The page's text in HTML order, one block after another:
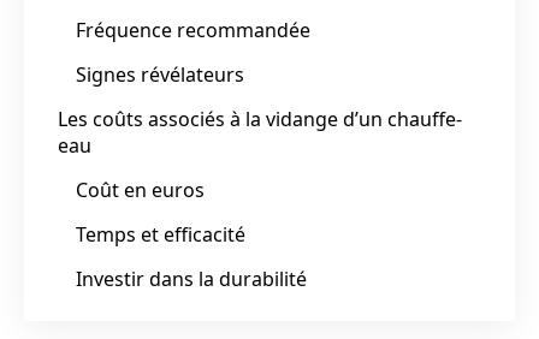
Fréquence recommandée
Signes révélateurs
Les coûts associés à la vidange d’un chauffe-
eau
Coût en euros
Temps et efficacité
Investir dans la durabilité